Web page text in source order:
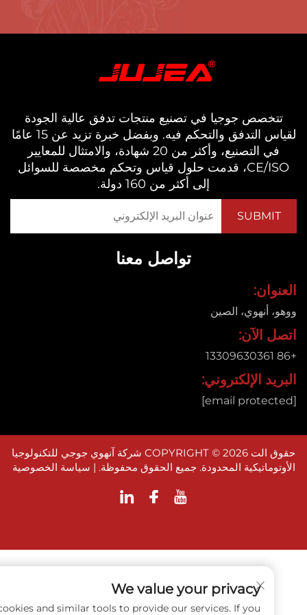
جوجيا في تصنيع منتجات تدفق عالية الجودة
لقياس التدفق والتحكم فيه. وبفضل خبرة تزيد عن 15 عامًا
في التصنيع، وأكثر من 20 شهادة، والامتثال للمعايير
CE/ISO، قدمت حلول قياس وتحكم مخصصة للسوائل
إلى أكثر من 160 دولة.
تواصل معنا
أنهوي، الصين
الآن:
الإلكتروني:
حقوق الت COPYRIGHT © 2026 شركة آنهوي جوجي للتكنولوجيا
المحدودة. جميع الحقوق محفوظة. |سياسة الخصوصية
We value your privacy
use cookies and similar tools to provide our services. If you